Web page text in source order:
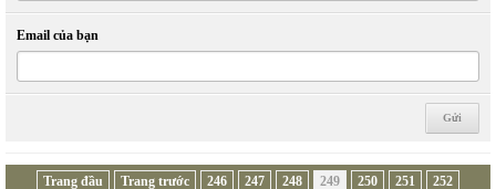
Email của bạn
Trang đầu Trang trước 246 247 248 249 250 251 252